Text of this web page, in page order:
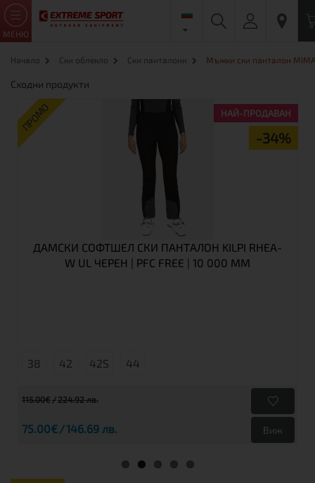
МЕНЮ
Начало Ски облекло Ски панталони Мъжки ски панталон
Сходни продукти
ПРОМО
-34%
НАЙ-ПРОДАВАН
ДАМСКИ СОФТШЕЛ СКИ ПАНТАЛОН KILPI RHEA-
W UL ЧЕРЕН | PFC FREE | 10 000 ММ
38 42 42S 44
115.00€ 224.92 лв.
75.00€ 146.69 лв. Виж